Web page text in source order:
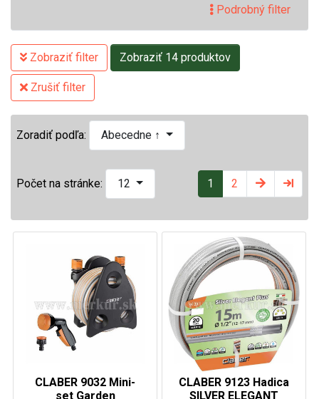
Podrobný filter
Zobraziť filter Zobraziť 14 produktov
Zrušiť filter
Zoradiť podľa: Abecedne ↑
Počet na stránke: 12 1 2
CLABER 9032 Mini-
set Garden
CLABER 9123 Hadica
SILVER ELEGANT